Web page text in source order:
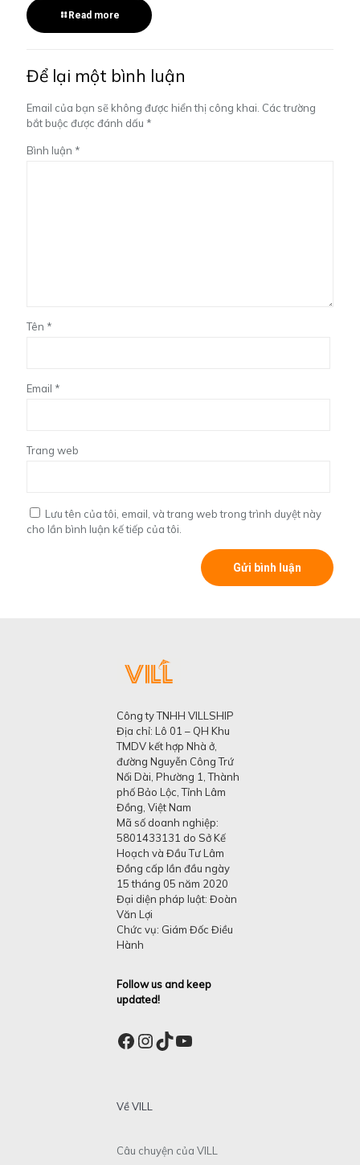
Read more
Để lại một bình luận
Email của bạn sẽ không được hiển thị công khai. Các trường
bắt buộc được đánh dấu *
Bình luận *
Tên *
Email *
Trang web
Lưu tên của tôi, email, và trang web trong trình duyệt này
cho lần bình luận kế tiếp của tôi.
Công ty TNHH VILLSHIP
Địa chỉ: Lô 01 – QH Khu
TMDV kết hợp Nhà ở,
đường Nguyễn Công Trứ
Nối Dài, Phường 1, Thành
phố Bảo Lộc, Tỉnh Lâm
Đồng, Việt Nam
Mã số doanh nghiệp:
5801433131 do Sở Kế
Hoạch và Đầu Tư Lâm
Đồng cấp lần đầu ngày
15 tháng 05 năm 2020
Đại diện pháp luật: Đoàn
Văn Lợi
Chức vụ: Giám Đốc Điều
Hành
Follow us and keep
updated!
Facebook
Instagram
TikTok
YouTube
Về VILL
Câu chuyện của VILL